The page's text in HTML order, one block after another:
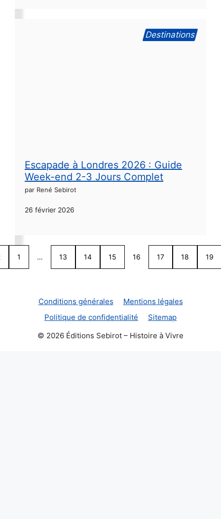
Destinations
Escapade à Londres 2026 : Guide
Week-end 2-3 Jours Complet
par René Sebirot
26 février 2026
1 … 13 14 15 16 17 18 19
Conditions générales
Mentions légales
Politique de confidentialité
Sitemap
© 2026 Éditions Sebirot – Histoire à Vivre